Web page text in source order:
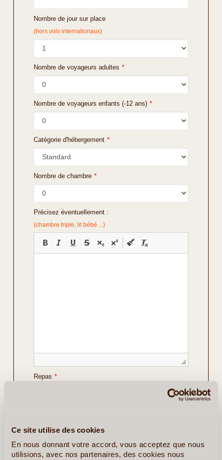
Ce site utilise des cookies
En nous donnant votre accord, vous acceptez que nous
utilisions, avec nos partenaires, des cookies nous
Nombre de jour sur place
(hors vols internationaux)
Nombre de voyageurs adultes *
Nombre de voyageurs enfants (-12 ans) *
Catégorie d'hébergement *
Nombre de chambre *
Précisez éventuellement :
(chambre triple, lit bébé ...)
Repas *
Avec Guide
Avec Voiture de Location
Détails sur le voyage envisagé *